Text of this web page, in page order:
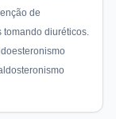
de
tomando diuréticos.